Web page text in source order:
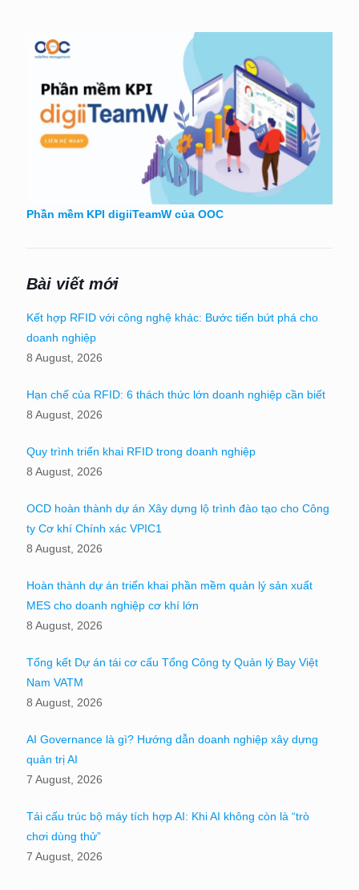
Phần mềm KPI digiiTeamW của OOC
Bài viết mới
Kết hợp RFID với công nghệ khác: Bước tiến bứt phá cho
doanh nghiệp
8 August, 2026
Hạn chế của RFID: 6 thách thức lớn doanh nghiệp cần biết
8 August, 2026
Quy trình triển khai RFID trong doanh nghiệp
8 August, 2026
OCD hoàn thành dự án Xây dựng lộ trình đào tạo cho Công
ty Cơ khí Chính xác VPIC1
8 August, 2026
Hoàn thành dự án triển khai phần mềm quản lý sản xuất
MES cho doanh nghiệp cơ khí lớn
8 August, 2026
Tổng kết Dự án tái cơ cấu Tổng Công ty Quản lý Bay Việt
Nam VATM
8 August, 2026
AI Governance là gì? Hướng dẫn doanh nghiệp xây dựng
quản trị AI
7 August, 2026
Tái cấu trúc bộ máy tích hợp AI: Khi AI không còn là “trò
chơi dùng thử”
7 August, 2026